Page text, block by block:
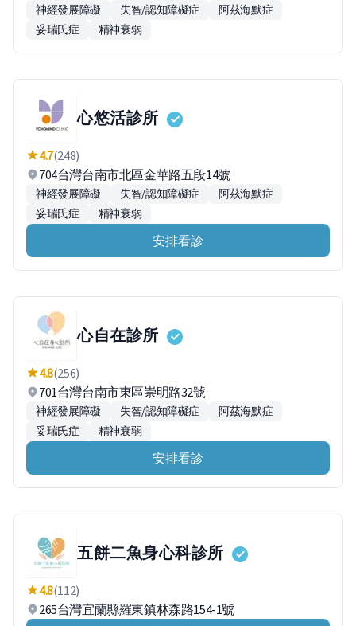
神經發展障礙 失智/認知障礙症
阿茲海默症
妥瑞氏症
精神衰弱
心悠活診所
4.7(248)
704台灣台南市北區金華路五段14號
神經發展障礙 失智/認知障礙症
阿茲海默症
妥瑞氏症
精神衰弱
安排看診
心自在診所
4.8(256)
701台灣台南市東區崇明路32號
神經發展障礙 失智/認知障礙症
阿茲海默症
妥瑞氏症
精神衰弱
安排看診
五餅二魚身心科診所
4.8(112)
265台灣宜蘭縣羅東鎮林森路154-1號